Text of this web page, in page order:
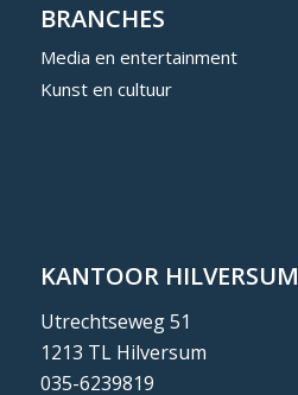
BRANCHES
Media en entertainment
Kunst en cultuur
KANTOOR HILVERSUM
Utrechtseweg 51
1213 TL Hilversum
035-6239819